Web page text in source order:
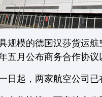
规模的德国汉莎货运
五月公布商务合作协议
日起，两家航空公司